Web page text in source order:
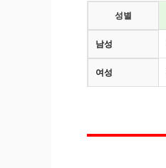
성별
남성
여성